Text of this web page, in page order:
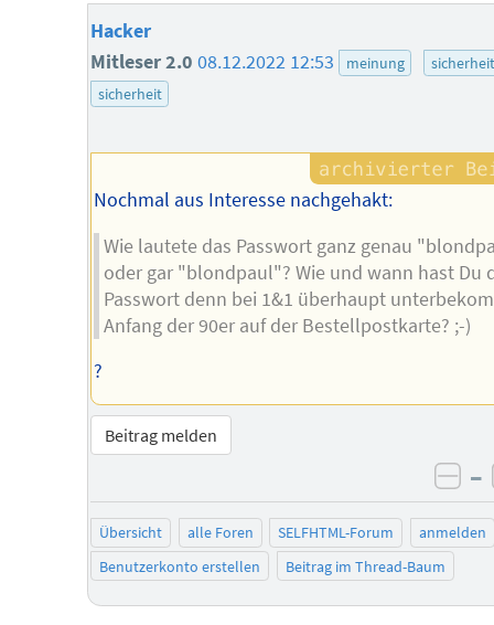
Hacker
Mitleser 2.0 08.12.2022 12:53 meinung
sicherheit
sicherheit
Nochmal aus Interesse nachgehakt:
Wie lautete das Passwort ganz genau
oder gar "blondpaul"? Wie und wann hast Du
Passwort denn bei 1&1 überhaupt
Anfang der 90er auf der Bestellpostkarte? ;-)
?
Beitrag melden
–
Übersicht alle Foren SELFHTML-Forum
anmelden
Benutzerkonto erstellen
Beitrag im Thread-Baum